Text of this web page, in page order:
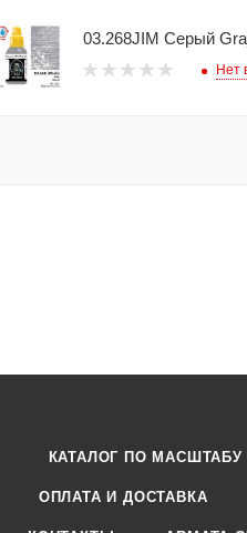
03.268JIM Серый
Нет
КАТАЛОГ ПО МАСШТАБУ
ОПЛАТА И ДОСТАВКА